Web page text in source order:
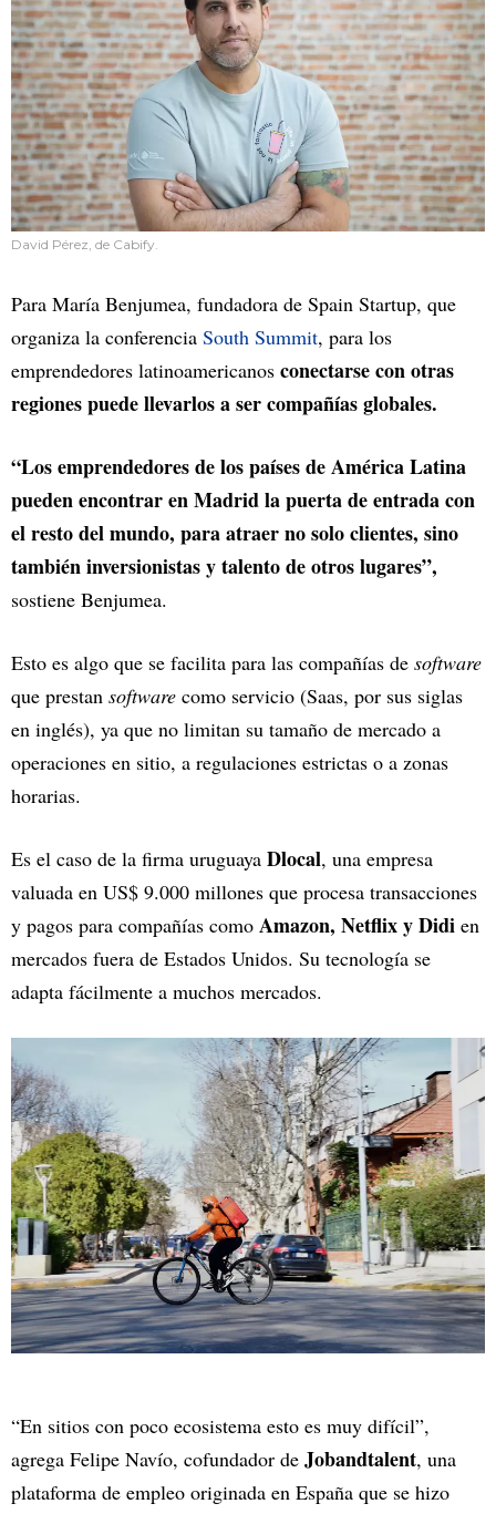
David Pérez, de Cabify.
Para María Benjumea, fundadora de Spain Startup, que
organiza la conferencia South Summit, para los
emprendedores latinoamericanos conectarse con otras
regiones puede llevarlos a ser compañías globales.
“Los emprendedores de los países de América Latina
pueden encontrar en Madrid la puerta de entrada con
el resto del mundo, para atraer no solo clientes, sino
también inversionistas y talento de otros lugares”,
sostiene Benjumea.
Esto es algo que se facilita para las compañías de software
que prestan software como servicio (Saas, por sus siglas
en inglés), ya que no limitan su tamaño de mercado a
operaciones en sitio, a regulaciones estrictas o a zonas
horarias.
Es el caso de la firma uruguaya Dlocal, una empresa
valuada en US$ 9.000 millones que procesa transacciones
y pagos para compañías como Amazon, Netflix y Didi en
mercados fuera de Estados Unidos. Su tecnología se
adapta fácilmente a muchos mercados.
“En sitios con poco ecosistema esto es muy difícil”,
agrega Felipe Navío, cofundador de Jobandtalent, una
plataforma de empleo originada en España que se hizo